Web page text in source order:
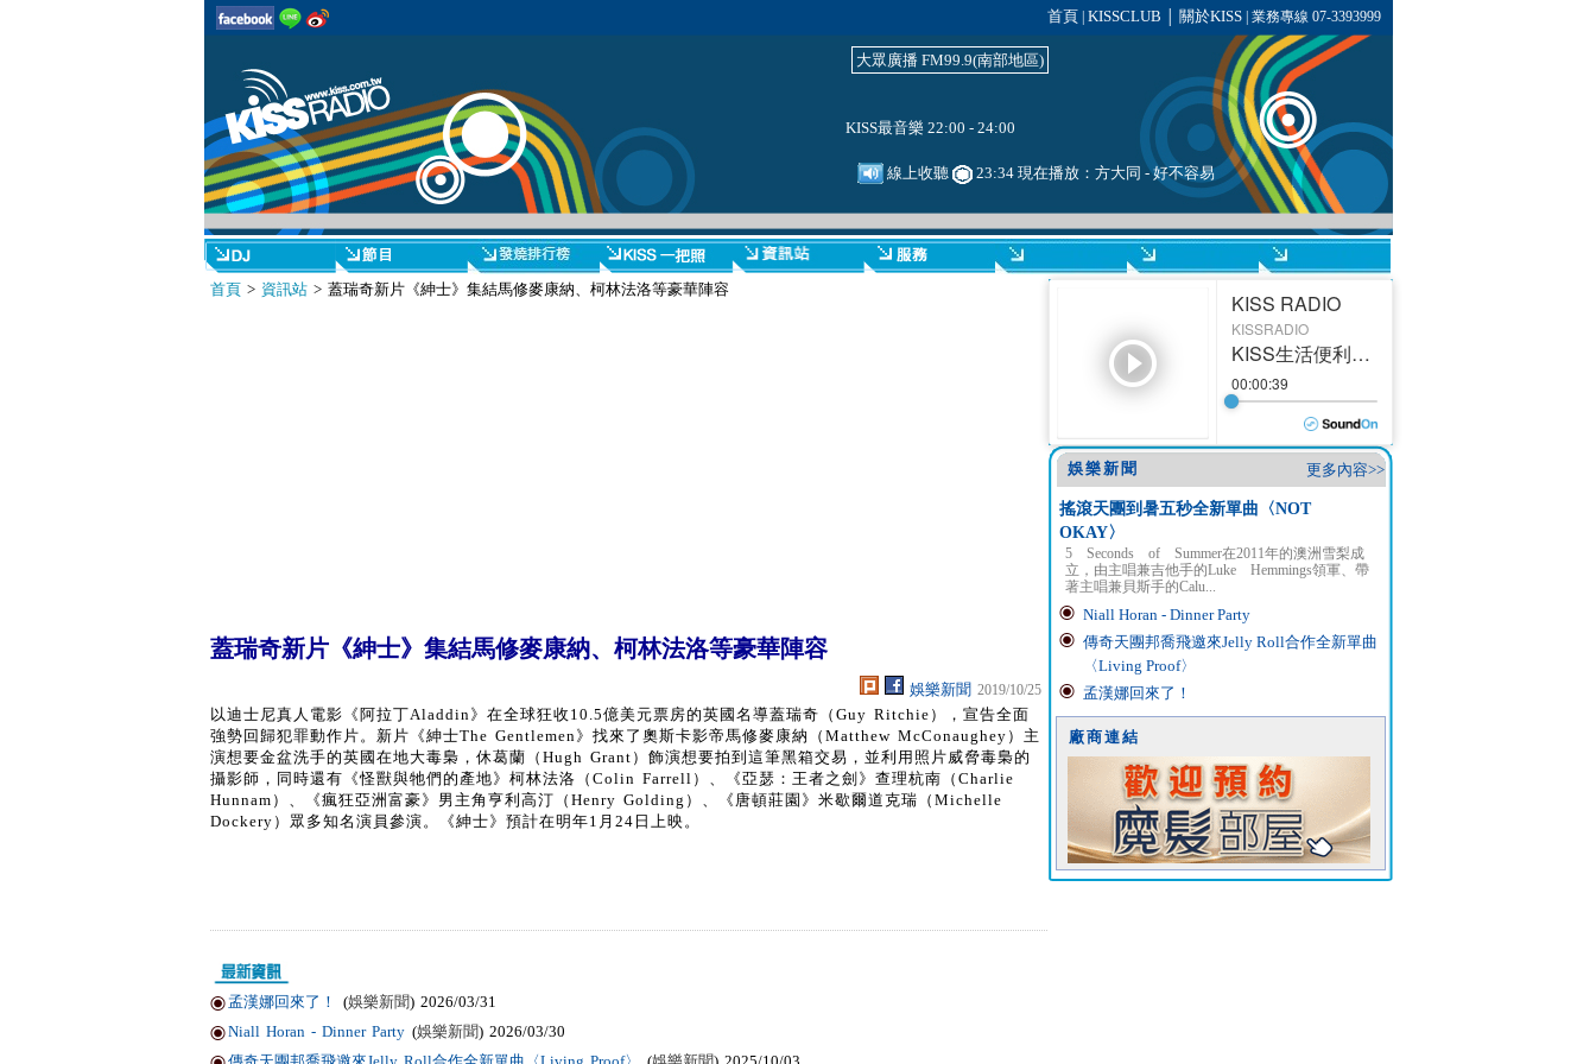
首頁 KISSCLUB 關於KISS| 業務專線 07-3393999
大眾廣播 FM99.9(南部地區)
KISS最音樂 22:00 - 24:00
線上收聽 23:34 現在播放： 方大同 -好不容易
首頁> 資訊站> 蓋瑞奇新片《紳士》集結馬修麥康納、柯林法洛等豪華陣容
蓋瑞奇新片《紳士》集結馬修麥康納、柯林法洛等豪華陣容
娛樂新聞 2019/10/25
以迪士尼真人電影《阿拉丁Aladdin》在全球狂收10.5億美元票房的英國名導蓋瑞奇（Guy Ritchie），宣告全面
強勢回歸犯罪動作片。新片《紳士The Gentlemen》找來了奧斯卡影帝馬修麥康納（Matthew McConaughey）主
演想要金盆洗手的英國在地大毒梟，休葛蘭（Hugh Grant）飾演想要拍到這筆黑箱交易，並利用照片威脅毒梟的
攝影師，同時還有《怪獸與牠們的產地》柯林法洛（Colin Farrell）、《亞瑟：王者之劍》查理杭南（Charlie
Hunnam）、《瘋狂亞洲富豪》男主角亨利高汀（Henry Golding）、《唐頓莊園》米歇爾道克瑞（Michelle
Dockery）眾多知名演員參演。《紳士》預計在明年1月24日上映。
孟漢娜回來了！ (娛樂新聞) 2026/03/31
Niall Horan - Dinner Party (娛樂新聞) 2026/03/30
更多內容>>
娛樂新聞
搖滾天團到暑五秒全新單曲〈NOT
OKAY〉
5 Seconds of Summer在2011年的澳洲雪梨成
立，由主唱兼吉他手的Luke Hemmings領軍、帶
著主唱兼貝斯手的Calu...
Niall Horan - Dinner Party
傳奇天團邦喬飛邀來Jelly Roll合作全新單曲
〈Living Proof〉
孟漢娜回來了！
廠商連結